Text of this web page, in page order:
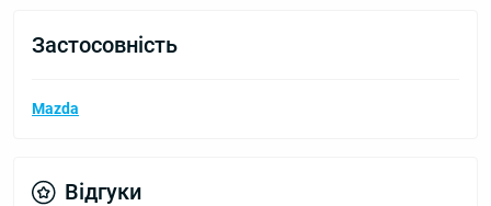
Застосовність
Mazda
Відгуки